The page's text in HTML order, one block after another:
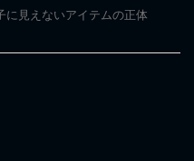
に見えないアイテムの正体